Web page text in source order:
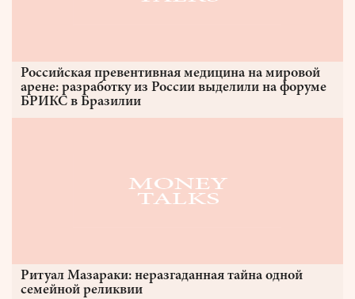
Российская превентивная медицина на мировой
арене: разработку из России выделили на форуме
БРИКС в Бразилии
Ритуал Мазараки: неразгаданная тайна одной
семейной реликвии